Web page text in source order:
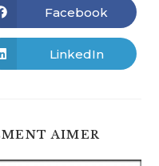
Ouvrir
dans
une
autre
fenêtre
Facebook
Ouvrir
dans
LinkedIn
AIMER